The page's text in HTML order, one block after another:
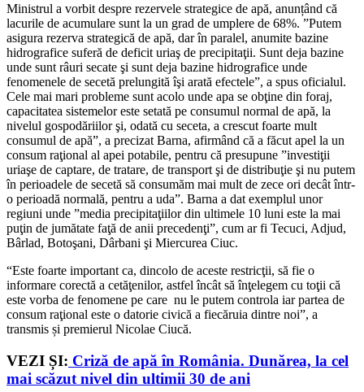
Ministrul a vorbit despre rezervele strategice de apă, anunțând că
lacurile de acumulare sunt la un grad de umplere de 68%. ”Putem
asigura rezerva strategică de apă, dar în paralel, anumite bazine
hidrografice suferă de deficit uriaş de precipitaţii. Sunt deja bazine
unde sunt râuri secate şi sunt deja bazine hidrografice unde
fenomenele de secetă prelungită îşi arată efectele”, a spus oficialul.
Cele mai mari probleme sunt acolo unde apa se obţine din foraj,
capacitatea sistemelor este setată pe consumul normal de apă, la
nivelul gospodăriilor şi, odată cu seceta, a crescut foarte mult
consumul de apă”, a precizat Barna, afirmând că a făcut apel la un
consum raţional al apei potabile, pentru că presupune ”investiţii
uriaşe de captare, de tratare, de transport şi de distribuţie şi nu putem
în perioadele de secetă să consumăm mai mult de zece ori decât într-
o perioadă normală, pentru a uda”. Barna a dat exemplul unor
regiuni unde ”media precipitaţiilor din ultimele 10 luni este la mai
puţin de jumătate faţă de anii precedenţi”, cum ar fi Tecuci, Adjud,
Bârlad, Botoşani, Dârbani şi Miercurea Ciuc.
“Este foarte important ca, dincolo de aceste restricţii, să fie o
informare corectă a cetăţenilor, astfel încât să înţelegem cu toţii că
este vorba de fenomene pe care nu le putem controla iar partea de
consum raţional este o datorie civică a fiecăruia dintre noi”, a
transmis și premierul Nicolae Ciucă.
VEZI ȘI: Criză de apă în România. Dunărea, la cel
mai scăzut nivel din ultimii 30 de ani